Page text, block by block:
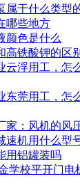
属于什么类型
哪些地方
颜色是什么
高铁酸钾的区别
云浮用工，怎
东莞用工，怎
家：风机的风
速机用什么型
用铝罐装吗
学校平开门电